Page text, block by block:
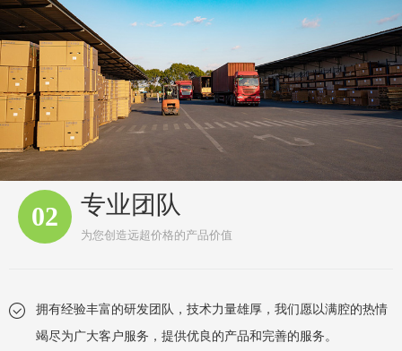
02 专业团队
为您创造远超价格的产品价值
拥有经验丰富的研发团队，技术力量雄厚，我们愿以满腔的热情
竭尽为广大客户服务，提供优良的产品和完善的服务。